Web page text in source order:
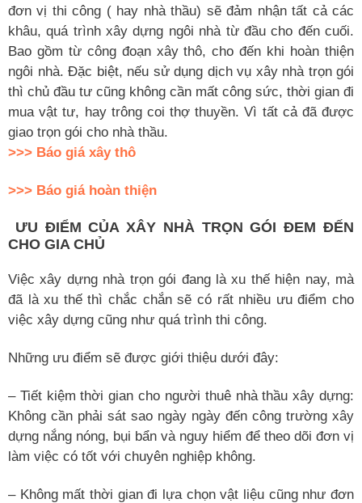
đơn vị thi công ( hay nhà thầu) sẽ đảm nhận tất cả các
khâu, quá trình xây dựng ngôi nhà từ đầu cho đến cuối.
Bao gồm từ công đoạn xây thô, cho đến khi hoàn thiện
ngôi nhà. Đặc biệt, nếu sử dụng dịch vụ xây nhà trọn gói
thì chủ đầu tư cũng không cần mất công sức, thời gian đi
mua vật tư, hay trông coi thợ thuyền. Vì tất cả đã được
giao trọn gói cho nhà thầu.
>>> Báo giá xây thô
>>> Báo giá hoàn thiện
ƯU ĐIỂM CỦA XÂY NHÀ TRỌN GÓI ĐEM ĐẾN
CHO GIA CHỦ
Việc xây dựng nhà trọn gói đang là xu thế hiện nay, mà
đã là xu thế thì chắc chắn sẽ có rất nhiều ưu điểm cho
việc xây dựng cũng như quá trình thi công.
Những ưu điểm sẽ được giới thiệu dưới đây:
– Tiết kiệm thời gian cho người thuê nhà thầu xây dựng:
Không cần phải sát sao ngày ngày đến công trường xây
dựng nắng nóng, bụi bẩn và nguy hiểm để theo dõi đơn vị
làm việc có tốt với chuyên nghiệp không.
– Không mất thời gian đi lựa chọn vật liệu cũng như đơn